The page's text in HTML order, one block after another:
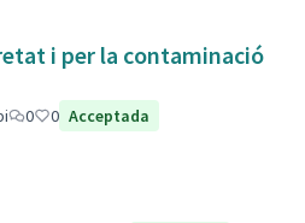
i per la contaminació
0 0 Acceptada